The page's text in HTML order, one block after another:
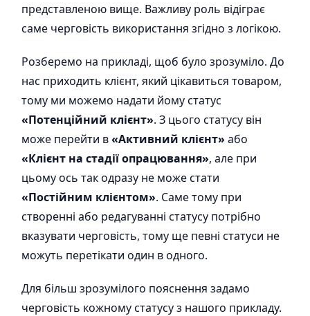
представленою вище. Важливу роль відіграє
саме черговість використання згідно з логікою.
Розберемо на прикладі, щоб було зрозуміло. До
нас приходить клієнт, який цікавиться товаром,
тому ми можемо надати йому статус
«Потенційний клієнт». З цього статусу він
може перейти в«Активний клієнт» або
«Клієнт на стадії опрацювання», але при
цьому ось так одразу не може стати
«Постійним клієнтом». Саме тому при
створенні або редагуванні статусу потрібно
вказувати черговість, тому ще певні статуси не
можуть перетікати один в одного.
Для більш зрозумілого пояснення задамо
черговість кожному статусу з нашого прикладу.